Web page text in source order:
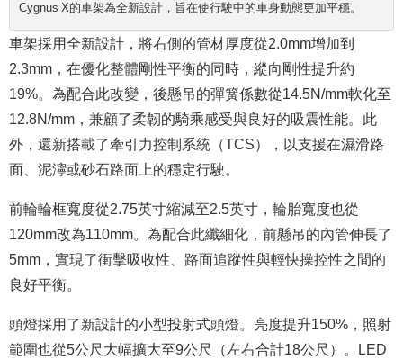
Cygnus X的車架為全新設計，旨在使行駛中的車身動態更加平穩。
車架採用全新設計，將右側的管材厚度從2.0mm增加到
2.3mm，在優化整體剛性平衡的同時，縱向剛性提升約
19%。為配合此改變，後懸吊的彈簧係數從14.5N/mm軟化至
12.8N/mm，兼顧了柔韌的騎乘感受與良好的吸震性能。此
外，還新搭載了牽引力控制系統（TCS），以支援在濕滑路
面、泥濘或砂石路面上的穩定行駛。
前輪輪框寬度從2.75英寸縮減至2.5英寸，輪胎寬度也從
120mm改為110mm。為配合此纖細化，前懸吊的內管伸長了
5mm，實現了衝擊吸收性、路面追蹤性與輕快操控性之間的
良好平衡。
頭燈採用了新設計的小型投射式頭燈。亮度提升150%，照射
範圍也從5公尺大幅擴大至9公尺（左右合計18公尺）。LED